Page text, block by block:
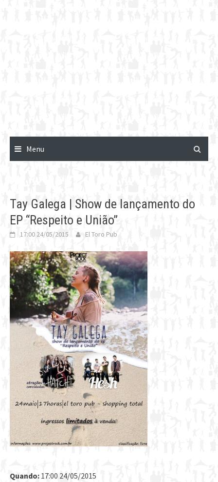
Menu
Tay Galega | Show de lançamento do
EP “Respeito e União”
17:00 24/05/2015 El Toro Pub
Quando: 17:00 24/05/2015